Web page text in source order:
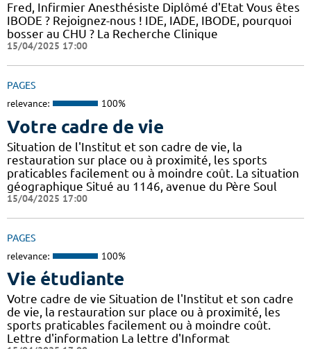
Fred, Infirmier Anesthésiste Diplômé d'Etat Vous êtes
IBODE ? Rejoignez-nous ! IDE, IADE, IBODE, pourquoi
bosser au CHU ? La Recherche Clinique
15/04/2025 17:00
PAGES
relevance: 100%
Votre cadre de vie
Situation de l'Institut et son cadre de vie, la
restauration sur place ou à proximité, les sports
praticables facilement ou à moindre coût. La situation
géographique Situé au 1146, avenue du Père Soul
15/04/2025 17:00
PAGES
relevance: 100%
Vie étudiante
Votre cadre de vie Situation de l'Institut et son cadre
de vie, la restauration sur place ou à proximité, les
sports praticables facilement ou à moindre coût.
Lettre d'information La lettre d'Informat